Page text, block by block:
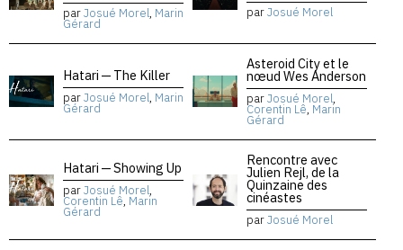
parJosué Morel, Marin
Gérard
parJosué Morel
Hatari — The Killer
parJosué Morel, Marin
Gérard
Asteroid City et le
nœud Wes Anderson
parJosué Morel,
Corentin Lê, Marin
Gérard
Hatari — Showing Up
parJosué Morel,
Corentin Lê, Marin
Gérard
Rencontre avec
Julien Rejl, de la
Quinzaine des
cinéastes
parJosué Morel